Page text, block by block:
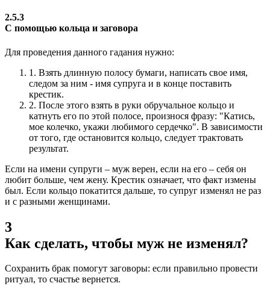
2.5.3
С помощью кольца и заговора
Для проведения данного гадания нужно:
1. Взять длинную полосу бумаги, написать свое имя,
следом за ним - имя супруга и в конце поставить
крестик.
2. После этого взять в руки обручальное кольцо и
катнуть его по этой полосе, произнося фразу: "Катись,
мое колечко, укажи любимого сердечко". В зависимости
от того, где остановится кольцо, следует трактовать
результат.
Если на имени супруги – муж верен, если на его – себя он
любит больше, чем жену. Крестик означает, что факт измены
был. Если кольцо покатится дальше, то супруг изменял не раз
и с разными женщинами.
3
Как сделать, чтобы муж не изменял?
Сохранить брак помогут заговоры: если правильно провести
ритуал, то счастье вернется.